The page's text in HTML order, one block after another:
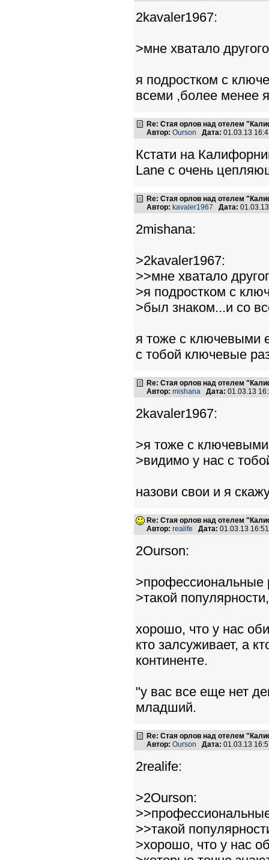
2kavaler1967:
>мне хватало
я подростком с
всеми ,более менее
Re: Стая орлов над отелем
Автор: Ourson Дата: 01.03.13
Кстати на
Lane с очень
Re: Стая орлов над отелем
Автор: kavaler1967 Дата:
2mishana:
>2kavaler1967:
>>мне хватало
>я подростком с
>был знаком...и со
я тоже с ключевыми
с тобой ключевые
Re: Стая орлов над отелем
Автор: mishana Дата: 01.03.13
2kavaler1967:
>я тоже с
>видимо у нас с
назови свои и я
Re: Стая орлов над отелем
Автор: realife Дата: 01.03.13
2Ourson:
>профессиональные
>такой
хорошо, что у нас
кто залсуживает, а
континенте.
"у вас все еще нет
младший.
Re: Стая орлов над отелем
Автор: Ourson Дата: 01.03.13
2realife:
>2Ourson:
>>такой
>хорошо, что у нас